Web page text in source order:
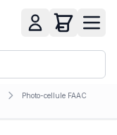
Photo-cellule FAAC